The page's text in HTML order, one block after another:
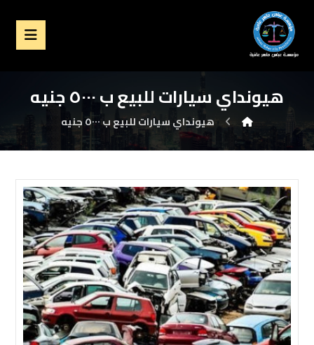
هيونداي سيارات للبيع ب ٥٠٠٠ جنيه
هيونداي سيارات للبيع ب ٥٠٠٠ جنيه